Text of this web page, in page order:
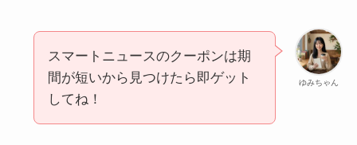
ゆみちゃん
スマートニュースのクーポンは期
間が短いから見つけたら即ゲット
してね！